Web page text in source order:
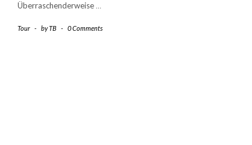
Überraschenderweise…
Tour - byTB - 0 Comments